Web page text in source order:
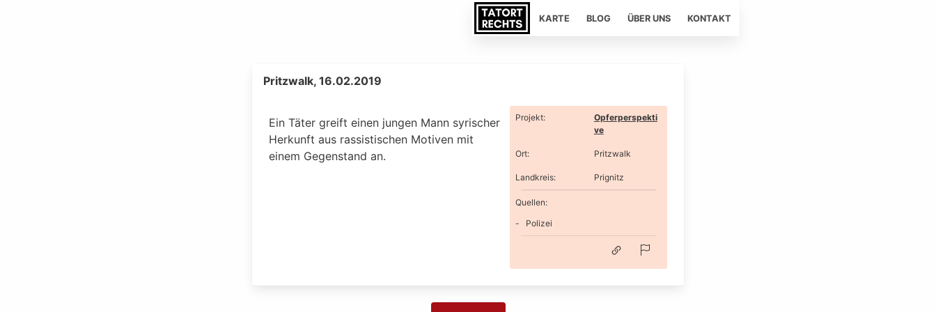
KARTE BLOG ÜBER UNS KONTAKT
Pritzwalk, 16.02.2019
Ein Täter greift einen jungen Mann syrischer
Herkunft aus rassistischen Motiven mit
einem Gegenstand an.
Projekt:
Opferperspekti
ve
Ort: Pritzwalk
Landkreis: Prignitz
Quellen:
Polizei